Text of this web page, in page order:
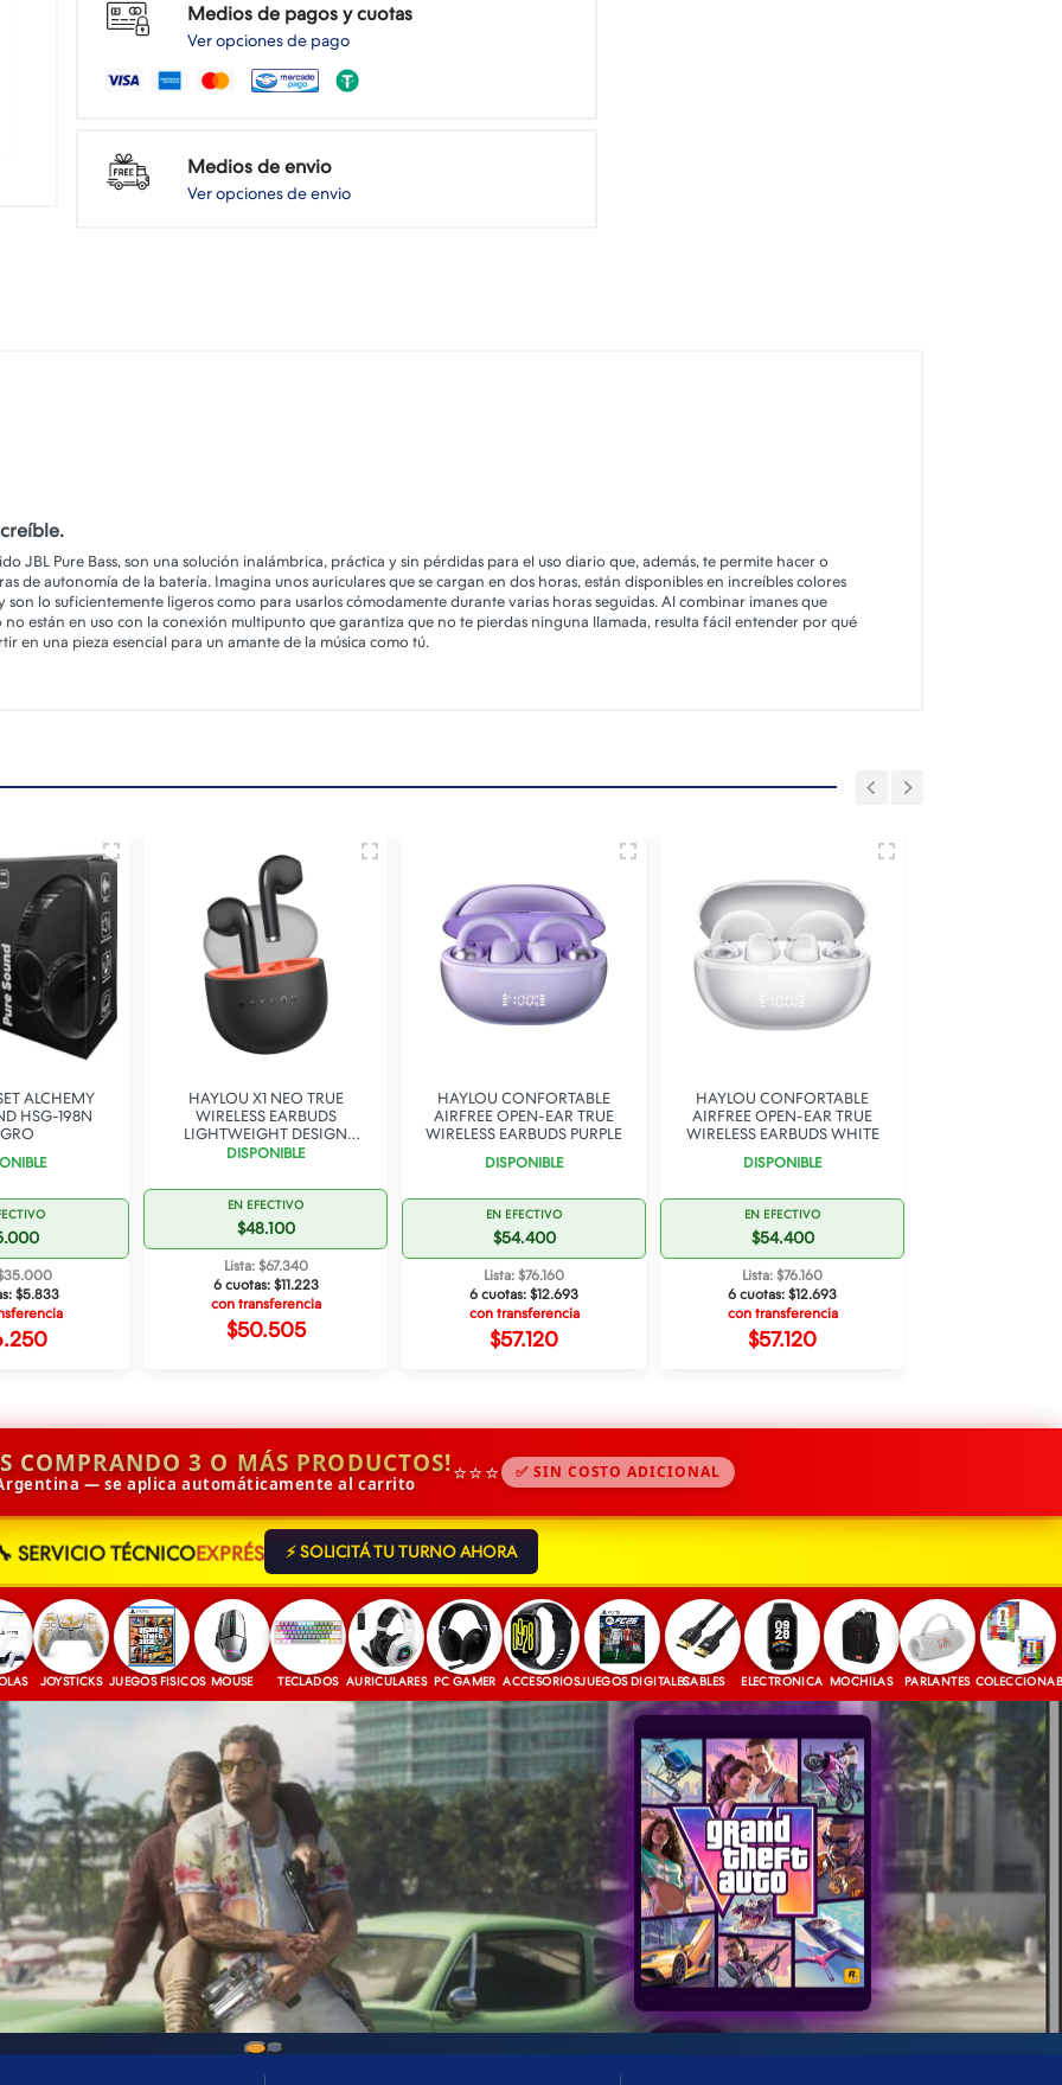
Medios de pagos y cuotas
Ver opciones de pago
Medios de envio
Ver opciones de envio
JBL Pure Bass, son una solución inalámbrica, práctica y sin pérdidas para el uso diario que, además, te permite hacer o
de autonomía de la batería. Imagina unos auriculares que se cargan en dos horas, están disponibles en increíbles colores
lo suficientemente ligeros como para usarlos cómodamente durante varias horas seguidas. Al combinar imanes que
no están en uso con la conexión multipunto que garantiza que no te pierdas ninguna llamada, resulta fácil entender por qué
en una pieza esencial para un amante de la música como tú.
ALCHEMY
HSG-198N
$5.833
HAYLOU X1 NEO TRUE
WIRELESS EARBUDS
LIGHTWEIGHT DESIGN
BLUETOOTH V5.3
DISPONIBLE
EN EFECTIVO
$48.100
Lista: $67.340
6 cuotas: $11.223
con transferencia
$50.505
HAYLOU CONFORTABLE
AIRFREE OPEN-EAR TRUE
WIRELESS EARBUDS PURPLE
DISPONIBLE
EN EFECTIVO
$54.400
Lista: $76.160
6 cuotas: $12.693
con transferencia
$57.120
HAYLOU CONFORTABLE
AIRFREE OPEN-EAR TRUE
WIRELESS EARBUDS WHITE
DISPONIBLE
EN EFECTIVO
$54.400
Lista: $76.160
6 cuotas: $12.693
con transferencia
$57.120
COMPRANDO 3 O MÁS PRODUCTOS!
— se aplica automáticamente al carrito ⭐⭐⭐ ✅ SIN COSTO ADICIONAL
SERVICIO TÉCNICOEXPRÉS ⚡ SOLICITÁ TU TURNO AHORA
JOYSTICKS JUEGOS FISICOS MOUSE TECLADOS AURICULARES PC GAMER ACCESORIOSJUEGOS DIGITALESCABLES ELECTRONICA MOCHILAS PARLANTES COLECCIONABLES